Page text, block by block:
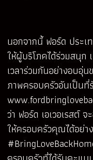
นอกจากนี้ ฟอร์ด ประเ
ให้ผู้บริโภคได้ร่วมสนุก
เวลาร่วมกันอย่างอบอุ่
ภาพครอบครัวอันเป็น
ว่า ฟอร์ด เอเวอเรสต์
ให้ครอบครัวคุณได้อย่า